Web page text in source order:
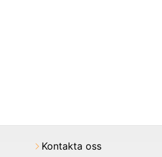
Kontakta oss